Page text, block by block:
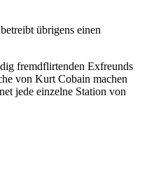
übrigens einen
fremdflirtenden Exfreunds
von Kurt Cobain machen
jede einzelne Station von